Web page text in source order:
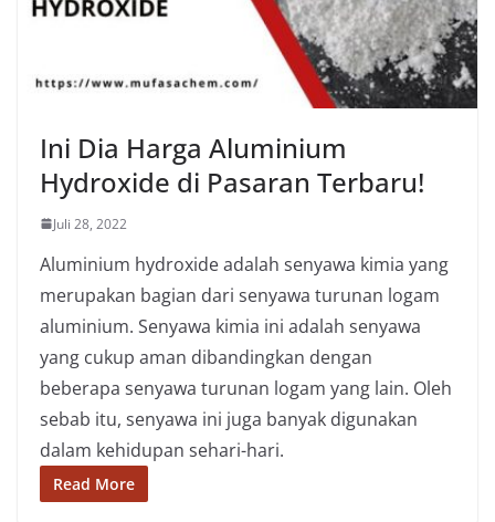
Ini Dia Harga Aluminium
Hydroxide di Pasaran Terbaru!
Juli 28, 2022
Aluminium hydroxide adalah senyawa kimia yang
merupakan bagian dari senyawa turunan logam
aluminium. Senyawa kimia ini adalah senyawa
yang cukup aman dibandingkan dengan
beberapa senyawa turunan logam yang lain. Oleh
sebab itu, senyawa ini juga banyak digunakan
dalam kehidupan sehari-hari.
Read More